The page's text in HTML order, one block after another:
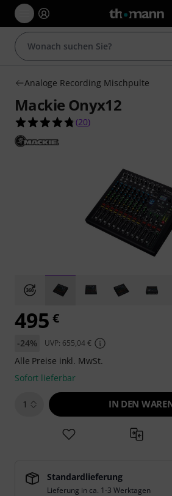
Analoge Recording Mischpulte
Mackie Onyx12
4.8 von 5 Sternen aus
(20)
495 €
-24% UVP: 655,04 €
Alle Preise inkl. MwSt.
Sofort lieferbar
1 IN DEN
Standardlieferung
Lieferung in ca. 1-3 Werktagen